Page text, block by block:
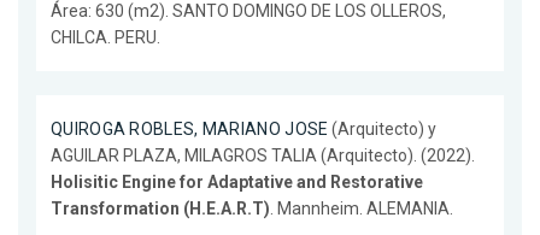
Área: 630 (m2). SANTO DOMINGO DE LOS OLLEROS,
CHILCA. PERU.
QUIROGA ROBLES, MARIANO JOSE (Arquitecto) y
AGUILAR PLAZA, MILAGROS TALIA (Arquitecto). (2022).
Holisitic Engine for Adaptative and Restorative
Transformation (H.E.A.R.T). Mannheim. ALEMANIA.